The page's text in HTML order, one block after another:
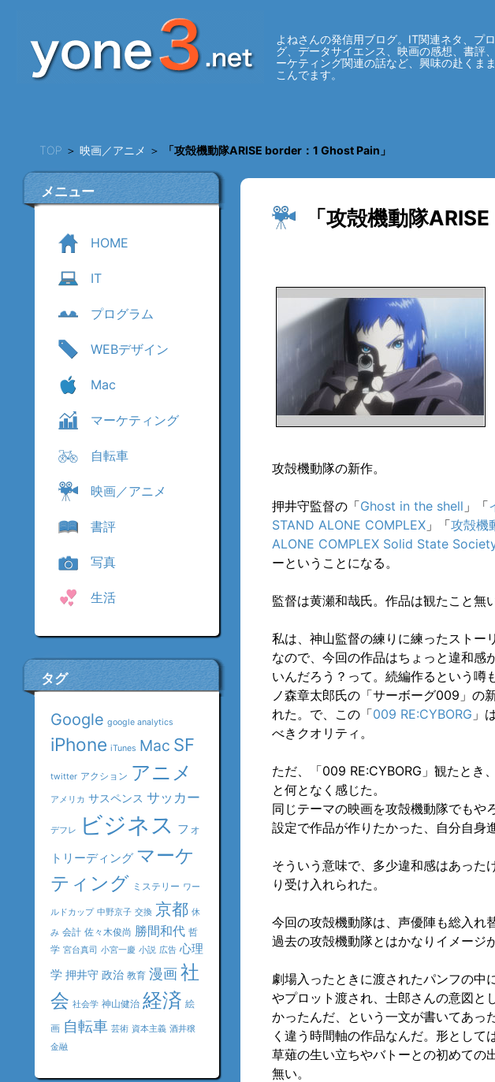
よねさんの発信用ブログ。IT関連ネタ、プ
グ、データサイエンス、映画の感想、書評
ーケティング関連の話など、興味の赴くま
こんでます。
TOP ＞映画／アニメ ＞ 「攻殻機動隊ARISE border：1 Ghost Pain」
メニュー
HOME
IT
プログラム
WEBデザイン
Mac
マーケティング
自転車
映画／アニメ
書評
写真
生活
タグ
Google google analytics
iPhone iTunes Mac SF
twitter アクション アニメ
アメリカ サスペンス サッカー
デフレ ビジネス フォ
トリーディング マーケ
ティング ミステリー ワー
ルドカップ 中野京子 交換 京都 休
み 会計 佐々木俊尚 勝間和代 哲
学 宮台真司 小宮一慶 小説 広告 心理
学 押井守 政治 教育 漫画社
会 社会学 神山健治 経済 絵
画 自転車 芸術 資本主義 酒井穣
金融
「攻殻機動隊
攻殻機動隊の新作。
押井守監督の「Ghost in the shell 」「
STAND ALONE COMPLEX 」「攻殻機
ALONE COMPLEX Solid State
ーということになる。
監督は黄瀬和哉氏。作品は観たこと無い
私は、神山監督の練りに練ったストー
なので、今回の作品はちょっと違和感
いんだろう？って。続編作るという噂
ノ森章太郎氏の「サーボーグ009」の
れた。で、この「009 RE:CYBORG 」
べきクオリティ。
ただ、「009 RE:CYBORG」観たとき
と何となく感じた。
同じテーマの映画を攻殻機動隊でもや
設定で作品が作りたかった、自分自身
そういう意味で、多少違和感はあった
り受け入れられた。
今回の攻殻機動隊は、声優陣も総入れ替
過去の攻殻機動隊とはかなりイメージ
劇場入ったときに渡されたパンフの中
やプロット渡され、士郎さんの意図と
かったんだ、という一文が書いてあっ
く違う時間軸の作品なんだ。形として
草薙の生い立ちやバトーとの初めての
無い。